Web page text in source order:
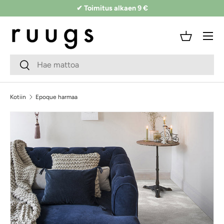
Siirry sisältöön
✔ Toimitus alkaen 9 €
Hakukenttä
Lähetä
Kori
Valikko
Kotiin Epoque harmaa
Siirry tuotetietoihin